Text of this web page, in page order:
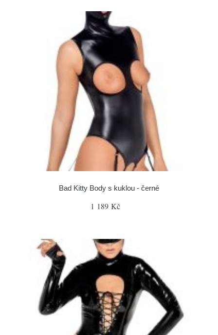
Bad Kitty Body s kuklou - černé
1 189 Kč